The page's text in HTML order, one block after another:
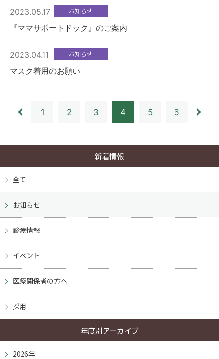
JP EN
2023.05.17 お知らせ
『ママサポートドック』のご案内
2023.04.11 お知らせ
マスク着用のお願い
1 2 3 4 5 6
新着情報
全て
お知らせ
診療情報
イベント
医療関係者の方へ
採用
年度別アーカイブ
2026年